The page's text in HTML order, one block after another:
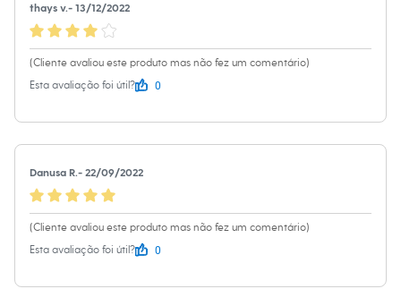
Cintos
Óculos
Relógios
Calçados
Botas
Chinelos
Sandálias
Sapatilhas
Marcas
City
Clock House
Mindset
Sawary
Yessica
Acessórios
thays v.- 13/12/2022
(Cliente avaliou este produto mas não fez um comentário)
Esta avaliação foi útil?
0
Danusa R.- 22/09/2022
(Cliente avaliou este produto mas não fez um comentário)
Esta avaliação foi útil?
0